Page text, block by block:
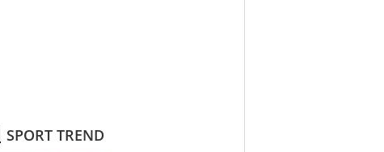
SPORT TREND